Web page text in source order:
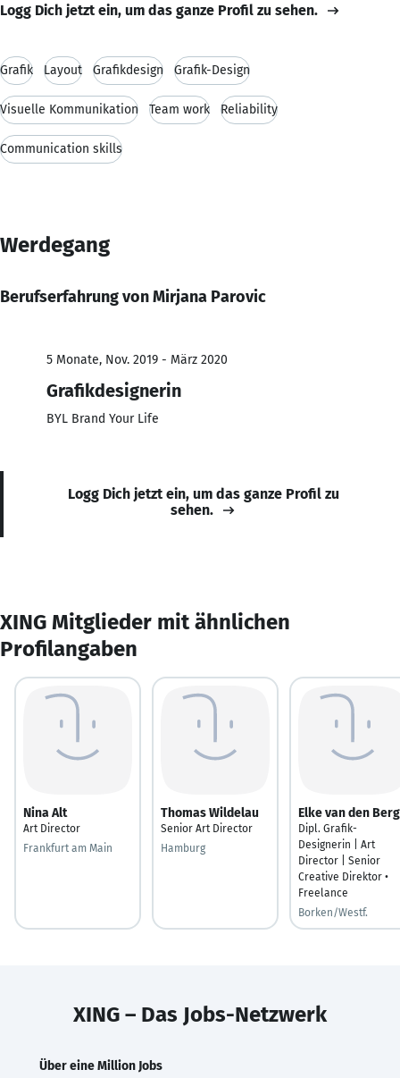
Logg Dich jetzt ein, um das ganze Profil zu sehen.
Grafik Layout Grafikdesign Grafik-Design
Visuelle Kommunikation Team work Reliability
Communication skills
Werdegang
Berufserfahrung von Mirjana Parovic
5 Monate, Nov. 2019 - März 2020
Grafikdesignerin
BYL Brand Your Life
Logg Dich jetzt ein, um das ganze Profil zu
sehen.
XING Mitglieder mit ähnlichen
Profilangaben
Nina Alt
Art Director
Frankfurt am Main
Thomas Wildelau
Senior Art Director
Hamburg
Elke van den Berg
Dipl. Grafik-
Designerin | Art
Director | Senior
Creative Direktor •
Freelance
Borken/Westf.
XING – Das Jobs-Netzwerk
Über eine Million Jobs